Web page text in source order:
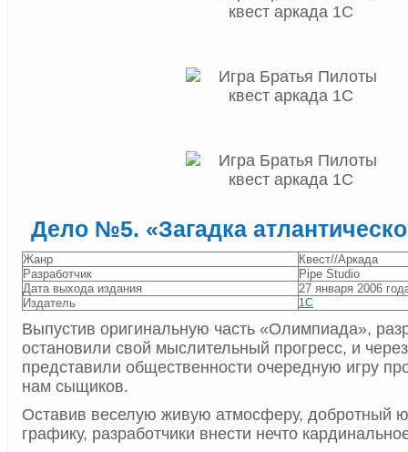
Дело №5. «Загадка
Жанр
Квест//Аркада
Разработчик
Pipe Studio
Дата выхода издания
27 января 2006
Издатель
1С
Выпустив оригинальную часть «Олимпиада»,
остановили свой мыслительный прогресс, и
представили общественности очередную игру
нам сыщиков.
Оставив веселую живую атмосферу, добротный
графику, разработчики внести нечто